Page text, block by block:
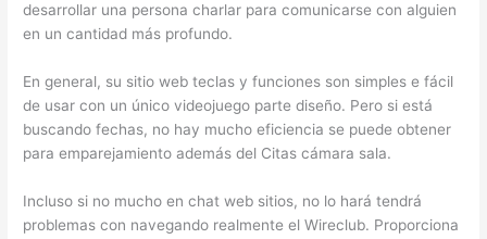
desarrollar una persona charlar para comunicarse con alguien
en un cantidad más profundo.
En general, su sitio web teclas y funciones son simples e fácil
de usar con un único videojuego parte diseño. Pero si está
buscando fechas, no hay mucho eficiencia se puede obtener
para emparejamiento además del Citas cámara sala.
Incluso si no mucho en chat web sitios, no lo hará tendrá
problemas con navegando realmente el Wireclub. Proporciona